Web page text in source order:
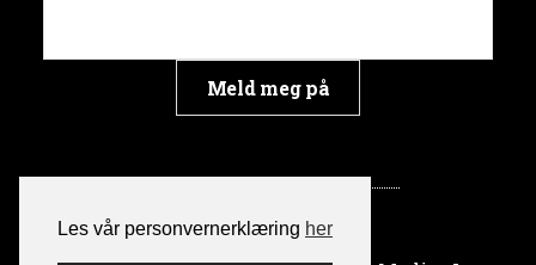
Les vår personvernerklæring her